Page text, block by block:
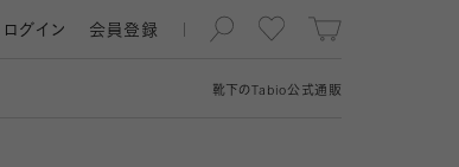
靴下の Tabio公式通販
ログイン 会員登録